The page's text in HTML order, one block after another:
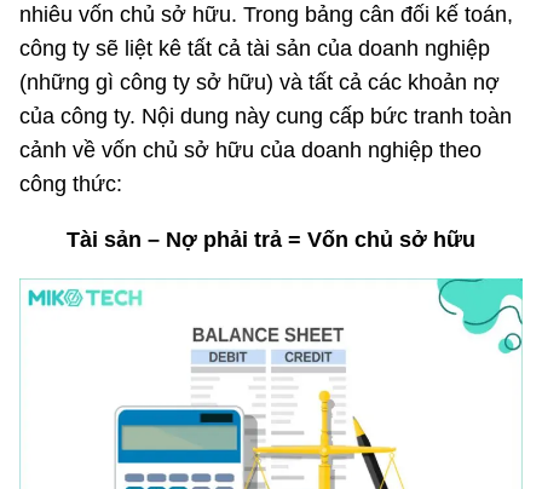
nhiêu vốn chủ sở hữu. Trong bảng cân đối kế toán,
công ty sẽ liệt kê tất cả tài sản của doanh nghiệp
(những gì công ty sở hữu) và tất cả các khoản nợ
của công ty. Nội dung này cung cấp bức tranh toàn
cảnh về vốn chủ sở hữu của doanh nghiệp theo
công thức:
Tài sản – Nợ phải trả = Vốn chủ sở hữu